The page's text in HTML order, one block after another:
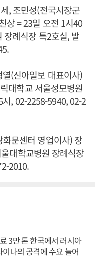
, 조민성(전국시장군
상 = 23일 오전 1시40
장례식장 특2호실, 발
(신아일보 대표이사)
대학교 서울성모병원
, 02-2258-5940, 02-2
문센터 영업이사) 장
대학교병원 장례식장
2010.
3만 톤 한국에서 러시아
나의 공격에 수요 늘어